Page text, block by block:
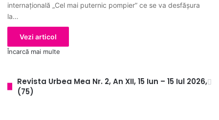
internațională „Cel mai puternic pompier” ce se va desfășura
la…
Vezi articol
Încarcă mai multe
Revista Urbea Mea Nr. 2, An XII, 15 Iun – 15 Iul 2026,
(75)